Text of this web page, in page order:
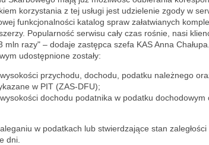
korzystania z tej usługi jest udzielenie zgody w
funkcjonalności katalog spraw załatwianych
Popularność serwisu cały czas rośnie, nasi
razy" – dodaje zastępca szefa KAS Anna Chałupa.
udostępnione zostały:
przychodu, dochodu, podatku należnego
w PIT (ZAS-DFU);
dochodu podatnika w podatku dochodowym
w podatkach lub stwierdzające stan
dni.